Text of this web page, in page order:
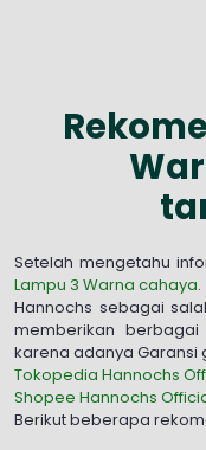
Setelah mengetahu
Lampu 3 Warna cahaya.
Hannochs sebagai
memberikan
karena adanya Garansi
Tokopedia Hannochs
Shopee Hannochs
Berikut beberapa